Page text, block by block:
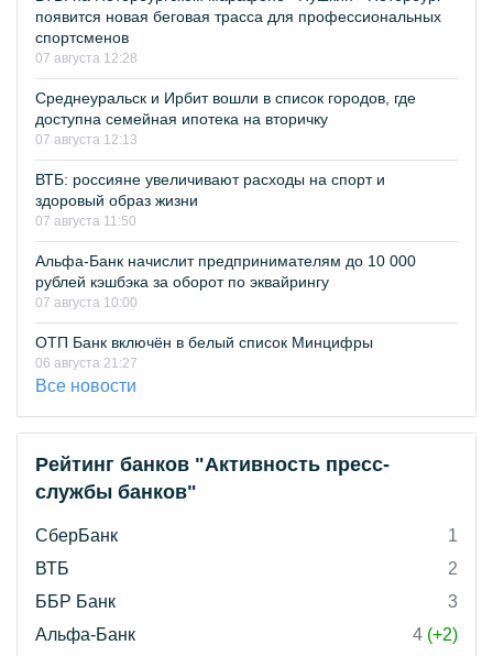
появится новая беговая трасса для профессиональных
спортсменов
07 августа 12:28
Среднеуральск и Ирбит вошли в список городов, где
доступна семейная ипотека на вторичку
07 августа 12:13
ВТБ: россияне увеличивают расходы на спорт и
здоровый образ жизни
07 августа 11:50
Альфа-Банк начислит предпринимателям до 10 000
рублей кэшбэка за оборот по эквайрингу
07 августа 10:00
ОТП Банк включён в белый список Минцифры
06 августа 21:27
Все новости
Рейтинг банков "Активность пресс-
службы банков"
СберБанк
1
ВТБ
2
ББР Банк
3
Альфа-Банк
4 (+2)